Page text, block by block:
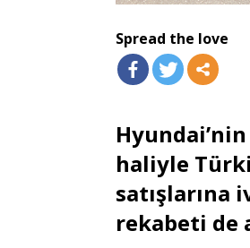
Spread the love
haliyle
satışlarına
rekabeti de